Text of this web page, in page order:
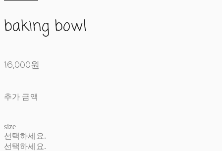
baking bowl
16,000원
추가 금액
size
선택하세요.
선택하세요.